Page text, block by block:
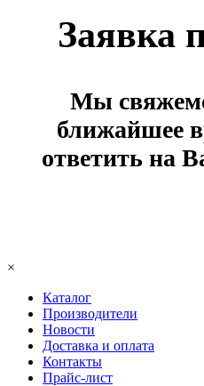
Заявка
Мы
ближайшее
ответить на
×
Каталог
Производители
Новости
Доставка и оплата
Контакты
Прайс-лист